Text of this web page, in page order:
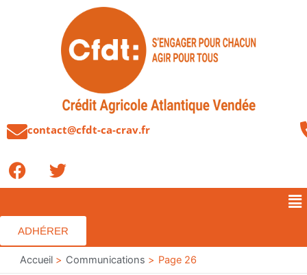
contact@cfdt-ca-crav.fr
F
a
e
b
o
o
T
w
t
t
e
r
ADHÉRER
Accueil Communications Page 26